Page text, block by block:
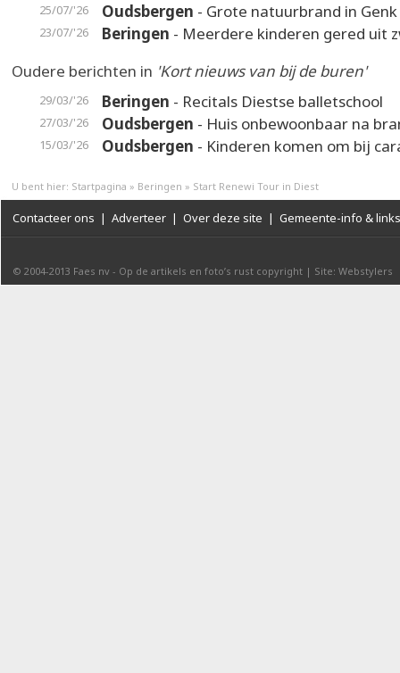
25/07/'26 Oudsbergen - Grote natuurbrand in Genk
23/07/'26 Beringen - Meerdere kinderen gered uit
Oudere berichten in 'Kort nieuws van bij de buren'
29/03/'26 Beringen - Recitals Diestse balletschool
27/03/'26 Oudsbergen - Huis onbewoonbaar na
15/03/'26 Oudsbergen - Kinderen komen om bij
U bent hier: Startpagina » Beringen » Start Renewi Tour in Diest
Contacteer ons | Adverteer | Over deze site | Gemeente-info & links
© 2004-2013 Faes nv - Op de artikels en foto’s rust copyright | Site: Webstylers